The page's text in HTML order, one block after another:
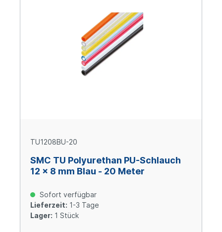
TU1208BU-20
SMC TU Polyurethan PU-Schlauch
12 x 8 mm Blau - 20 Meter
Sofort verfügbar
Lieferzeit: 1-3 Tage
Lager: 1 Stück